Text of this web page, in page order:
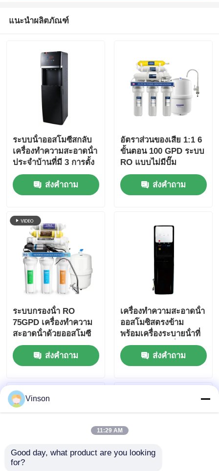
แนะนำผลิตภัณฑ์
ระบบน้ําออสโมซีสกลับ
เครื่องทําความสะอาดน้ํา
ประจําบ้านที่มี 3 การตั้ง
ค่าอุณหภูมิ
ส่งคำถาม
อัตราส่วนของเสีย 1:1 6
ขั้นตอน 100 GPD ระบบ
RO แบบไม่มีปั๊ม
ส่งคำถาม
ระบบกรองน้ํา RO
75GPD เครื่องทําความ
สะอาดน้ําด้วยออสโมซี
สกลับ พร้อมกรองแร่ธาตุ
ส่งคำถาม
เครื่องทําความสะอาดน้ํา
ออสโมซิสตรงข้าม
พร้อมเครื่องระบายน้ําที่
ใช้ในครัวเรือนที่ร้อนและ
เย็นทันที เครื่องทําความ
เย็นน้ํา
ส่งคำถาม
Vinson
11:29 AM
Good day, what product are you looking
for?